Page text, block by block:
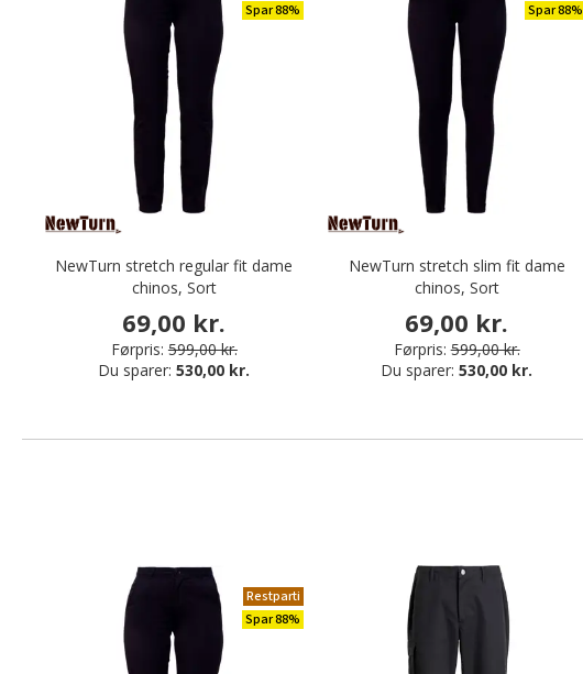
Spar 88%
NewTurn stretch regular fit dame
chinos, Sort
69,00 kr.
Førpris: 599,00 kr.
Du sparer:530,00 kr.
Spar 88%
NewTurn stretch slim fit dame
chinos, Sort
69,00 kr.
Førpris: 599,00 kr.
Du sparer:530,00 kr.
Restparti
Spar 88%